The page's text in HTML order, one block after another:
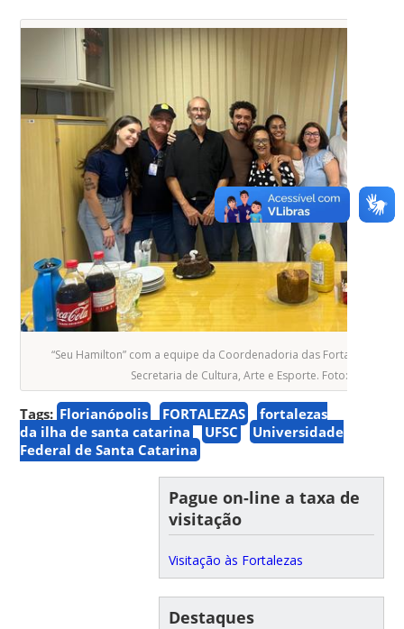
“Seu Hamilton” com a equipe da Coordenadoria das Fortalezas da
Secretaria de Cultura, Arte e Esporte. Foto:
Tags: Florianópolis FORTALEZAS
fortalezas
da ilha de santa catarina
UFSC
Universidade
Federal de Santa Catarina
Pague on-line a taxa de
visitação
Visitação às Fortalezas
Destaques